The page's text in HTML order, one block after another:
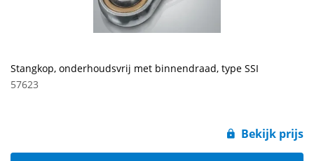
Stangkop, onderhoudsvrij met binnendraad, type SSI
57623
Bekijk prijs